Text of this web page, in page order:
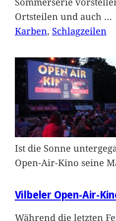
Ortsteilen und auch …
Karben, Schlagzeilen
Ist die Sonne
Open-Air-Kino seine
Vilbeler Open-Air-
Während die letzten